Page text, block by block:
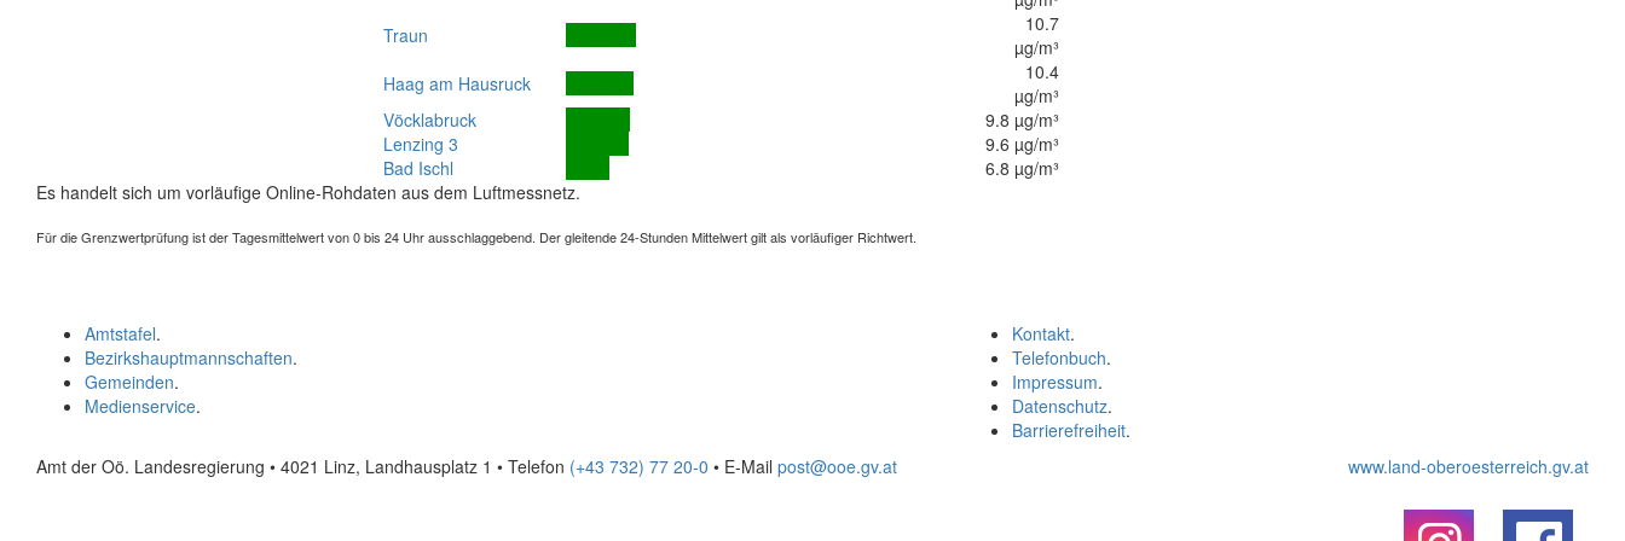
Traun
10.7
µg/m³
Haag am Hausruck
10.4
µg/m³
Vöcklabruck
9.8 µg/m³
Lenzing 3
9.6 µg/m³
Bad Ischl
6.8 µg/m³
Es handelt sich um vorläufige Online-Rohdaten aus dem Luftmessnetz.
Für die Grenzwertprüfung ist der Tagesmittelwert von 0 bis 24 Uhr ausschlaggebend. Der gleitende 24-Stunden Mittelwert gilt als vorläufiger Richtwert.
Kontakt.
Telefonbuch.
Impressum.
Datenschutz.
Barrierefreiheit.
Amtstafel.
Bezirkshauptmannschaften.
Gemeinden.
Medienservice.
Amt der Oö. Landesregierung • 4021 Linz, Landhausplatz 1 • Telefon (+43 732) 77 20-0 • E-Mail post@ooe.gv.at www.land-oberoesterreich.gv.at